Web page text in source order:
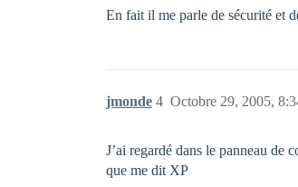
En fait il me parle de sécurité et
jmonde Octobre 29, 2005,
4
J’ai regardé dans le panneau de
que me dit XP